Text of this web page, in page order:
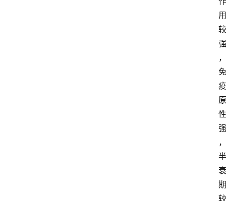
用
较
强
，
免
疫
原
性
强
，
半
衰
期
较